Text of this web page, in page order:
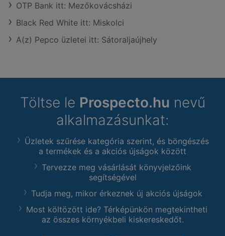
OTP Bank itt: Mezőkovácsházi
Black Red White itt: Miskolci
A(z) Pepco üzletei itt: Sátoraljaújhely
Töltse le Prospecto.hu nevű
alkalmazásunkat:
Üzletek szűrése kategória szerint, és böngészés
a termékek és a akciós újságok között
Tervezze meg vásárlását könyvjelzőink
segítségével
Tudja meg, mikor érkeznek új akciós újságok
Most költözött ide? Térképünkön megtekintheti
az összes környékbeli kiskereskedőt.